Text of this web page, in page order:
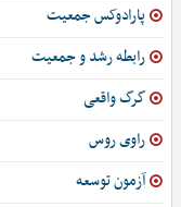
پارادوکس جمعیت
رابطه رشد و جمعیت
گرگ واقعی
راوی روس
آزمون توسعه